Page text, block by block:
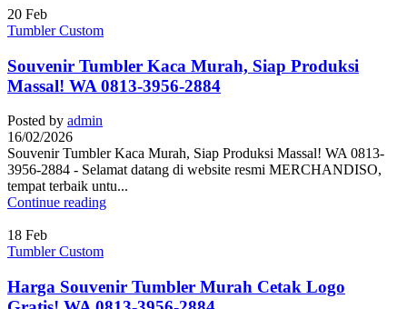
20 Feb
Tumbler Custom
Souvenir Tumbler Kaca Murah, Siap Produksi
Massal! WA 0813-3956-2884
Posted by admin
16/02/2026
Souvenir Tumbler Kaca Murah, Siap Produksi Massal! WA 0813-
3956-2884 - Selamat datang di website resmi MERCHANDISO,
tempat terbaik untu...
Continue reading
18 Feb
Tumbler Custom
Harga Souvenir Tumbler Murah Cetak Logo